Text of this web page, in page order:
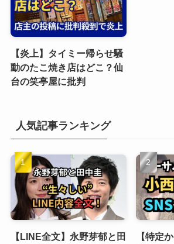
【炎上】タイミー帰らせ騒
動のたこ焼き店はどこ？仙
台の笑亭屋に批判
人気記事ランキング
【LINE全文】永野芽郁と田
【特定